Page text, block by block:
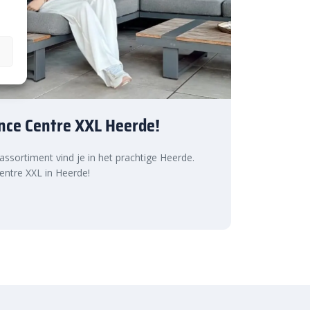
Centre XXL Heerde!
vind je in het prachtige Heerde.
XXL in Heerde!